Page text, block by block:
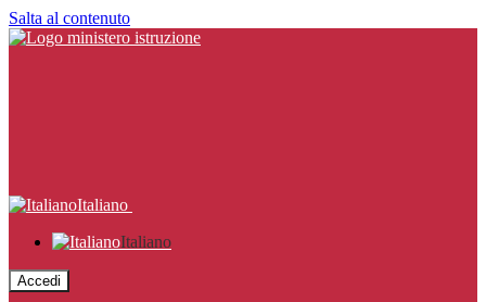
Salta al contenuto
Italiano
Italiano
Accedi